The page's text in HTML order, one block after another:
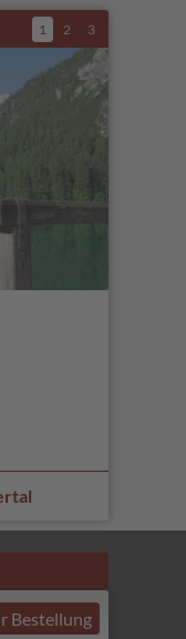
1 2 3